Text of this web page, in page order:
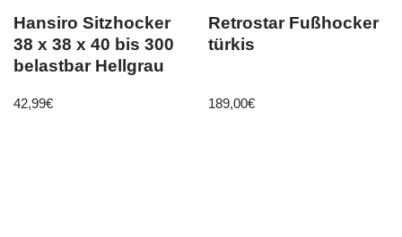
Hansiro Sitzhocker
38 x 38 x 40 bis 300
belastbar Hellgrau
42,99€
Retrostar Fußhocker
türkis
189,00€